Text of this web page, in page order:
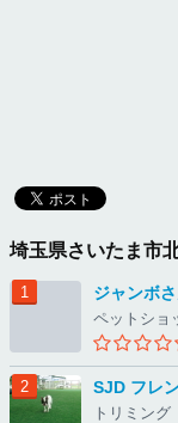
埼玉県さいたま市
ジャンボ
ペットショ
SJD フレ
トリミング